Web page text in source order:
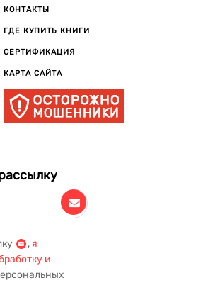
КОНТАКТЫ
ГДЕ КУПИТЬ КНИГИ
СЕРТИФИКАЦИЯ
КАРТА САЙТА
, я
и